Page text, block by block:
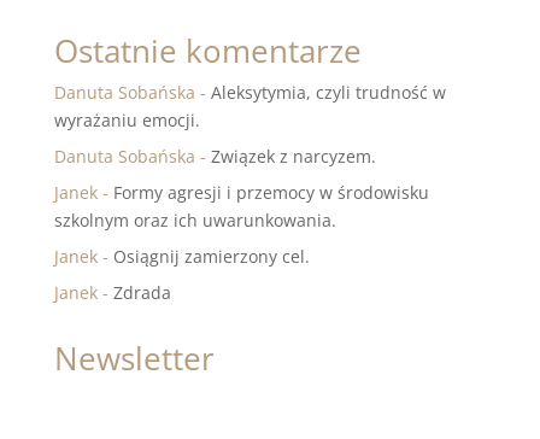
Ostatnie komentarze
Danuta Sobańska - Aleksytymia, czyli trudność w
wyrażaniu emocji.
Danuta Sobańska - Związek z narcyzem.
Janek- Formy agresji i przemocy w środowisku
szkolnym oraz ich uwarunkowania.
Janek- Osiągnij zamierzony cel.
Janek- Zdrada
Newsletter